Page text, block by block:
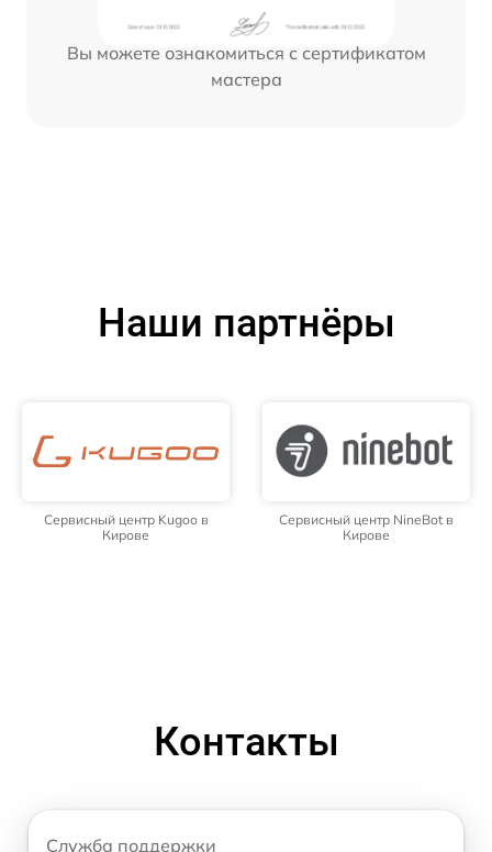
Вы можете ознакомиться с сертификатом
мастера
Наши партнёры
Сервисный центр Kugoo в
Кирове
Сервисный центр NineBot в
Кирове
Контакты
Служба поддержки